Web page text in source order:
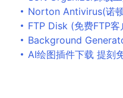
Norton Antivirus(诺顿杀毒软
FTP Disk (免费FTP客
Background Generator下载(背
AI绘图插件下载 提刻